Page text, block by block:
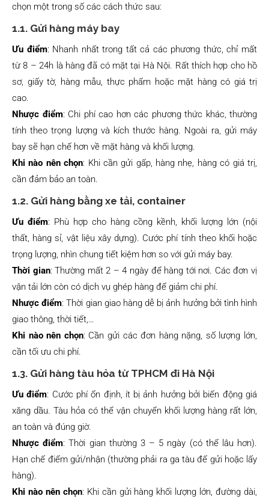
chọn một trong số các cách thức sau:
1.1. Gửi hàng máy bay
Ưu điểm: Nhanh nhất trong tất cả các phương thức, chỉ mất
từ 8 – 24h là hàng đã có mặt tại Hà Nội. Rất thích hợp cho hồ
sơ, giấy tờ, hàng mẫu, thực phẩm hoặc mặt hàng có giá trị
cao.
Nhược điểm: Chi phí cao hơn các phương thức khác, thường
tính theo trọng lượng và kích thước hàng. Ngoài ra, gửi máy
bay sẽ hạn chế hơn về mặt hàng và khối lượng.
Khi nào nên chọn: Khi cần gửi gấp, hàng nhẹ, hàng có giá trị,
cần đảm bảo an toàn.
1.2. Gửi hàng bằng xe tải, container
Ưu điểm: Phù hợp cho hàng cồng kềnh, khối lượng lớn (nội
thất, hàng sỉ, vật liệu xây dựng). Cước phí tính theo khối hoặc
trọng lượng, nhìn chung tiết kiệm hơn so với gửi máy bay.
Thời gian: Thường mất 2 – 4 ngày để hàng tới nơi. Các đơn vị
vận tải lớn còn có dịch vụ ghép hàng để giảm chi phí.
Nhược điểm: Thời gian giao hàng dễ bị ảnh hưởng bởi tình hình
giao thông, thời tiết,…
Khi nào nên chọn: Cần gửi các đơn hàng nặng, số lượng lớn,
cần tối ưu chi phí.
1.3. Gửi hàng tàu hỏa từ TPHCM đi Hà Nội
Ưu điểm: Cước phí ổn định, ít bị ảnh hưởng bởi biến động giá
xăng dầu. Tàu hỏa có thể vận chuyển khối lượng hàng rất lớn,
an toàn và đúng giờ.
Nhược điểm: Thời gian thường 3 – 5 ngày (có thể lâu hơn).
Hạn chế điểm gửi/nhận (thường phải ra ga tàu để gửi hoặc lấy
hàng).
Khi nào nên chọn: Khi cần gửi hàng khối lượng lớn, đường dài,